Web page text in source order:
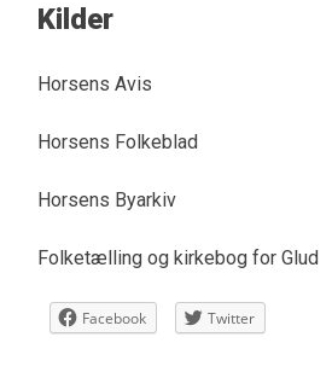
Kilder
Horsens Avis
Horsens Folkeblad
Horsens Byarkiv
Folketælling og kirkebog for Glud
Facebook Twitter